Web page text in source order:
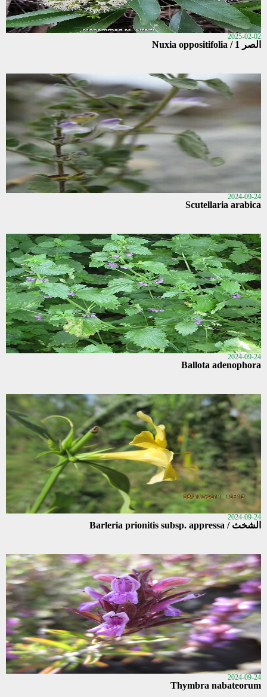
2025-02-02
الصر 1 / Nuxia oppositifolia
2024-09-24
Scutellaria arabica
2024-09-24
Ballota adenophora
2024-09-24
الشخث / Barleria prionitis subsp. appressa
2024-09-24
Thymbra nabateorum